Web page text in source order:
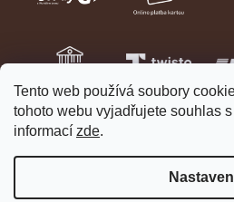
Tento web používá soubory
tohoto webu vyjadřujete souhlas
informací zde.